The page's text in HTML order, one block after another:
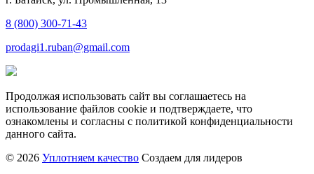
8 (800) 300-71-43
prodagi1.ruban@gmail.com
Продолжая использовать сайт вы соглашаетесь на
использование файлов cookie и подтверждаете, что
ознакомлены и согласны с политикой конфиденциальности
данного сайта.
© 2026 Уплотняем качество Создаем для лидеров